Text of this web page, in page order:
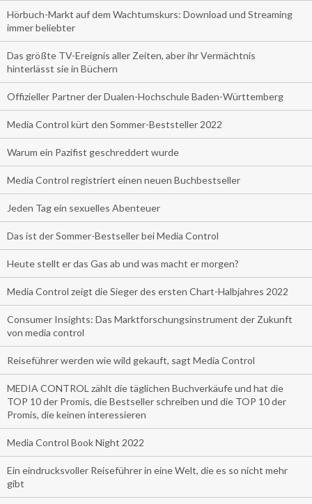
Hörbuch-Markt auf dem Wachtumskurs: Download und Streaming
immer beliebter
Das größte TV-Ereignis aller Zeiten, aber ihr Vermächtnis
hinterlässt sie in Büchern
Offizieller Partner der Dualen-Hochschule Baden-Württemberg
Media Control kürt den Sommer-Beststeller 2022
Warum ein Pazifist geschreddert wurde
Media Control registriert einen neuen Buchbestseller
Jeden Tag ein sexuelles Abenteuer
Das ist der Sommer-Bestseller bei Media Control
Heute stellt er das Gas ab und was macht er morgen?
Media Control zeigt die Sieger des ersten Chart-Halbjahres 2022
Consumer Insights: Das Marktforschungsinstrument der Zukunft
von media control
Reiseführer werden wie wild gekauft, sagt Media Control
MEDIA CONTROL zählt die täglichen Buchverkäufe und hat die
TOP 10 der Promis, die Bestseller schreiben und die TOP 10 der
Promis, die keinen interessieren
Media Control Book Night 2022
Ein eindrucksvoller Reiseführer in eine Welt, die es so nicht mehr
gibt